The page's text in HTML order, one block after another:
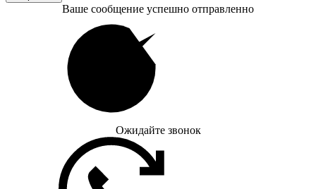
Ваше сообщение успешно отправленно
Ожидайте звонок